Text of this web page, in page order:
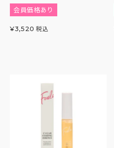
会員価格あり
¥3,520 税込